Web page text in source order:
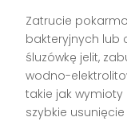
Zatrucie
bakteryjnych lub
śluzówkę jelit,
wodno-
takie jak
szybkie